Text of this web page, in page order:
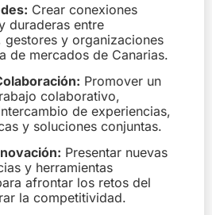
Crear conexiones
duraderas entre
gestores y organizaciones
de mercados de Canarias.
Promover un
colaborativo,
de experiencias,
y soluciones conjuntas.
Presentar nuevas
y herramientas
afrontar los retos del
la competitividad.